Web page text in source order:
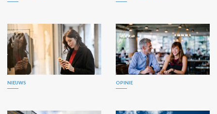
NIEUWS OPINIE